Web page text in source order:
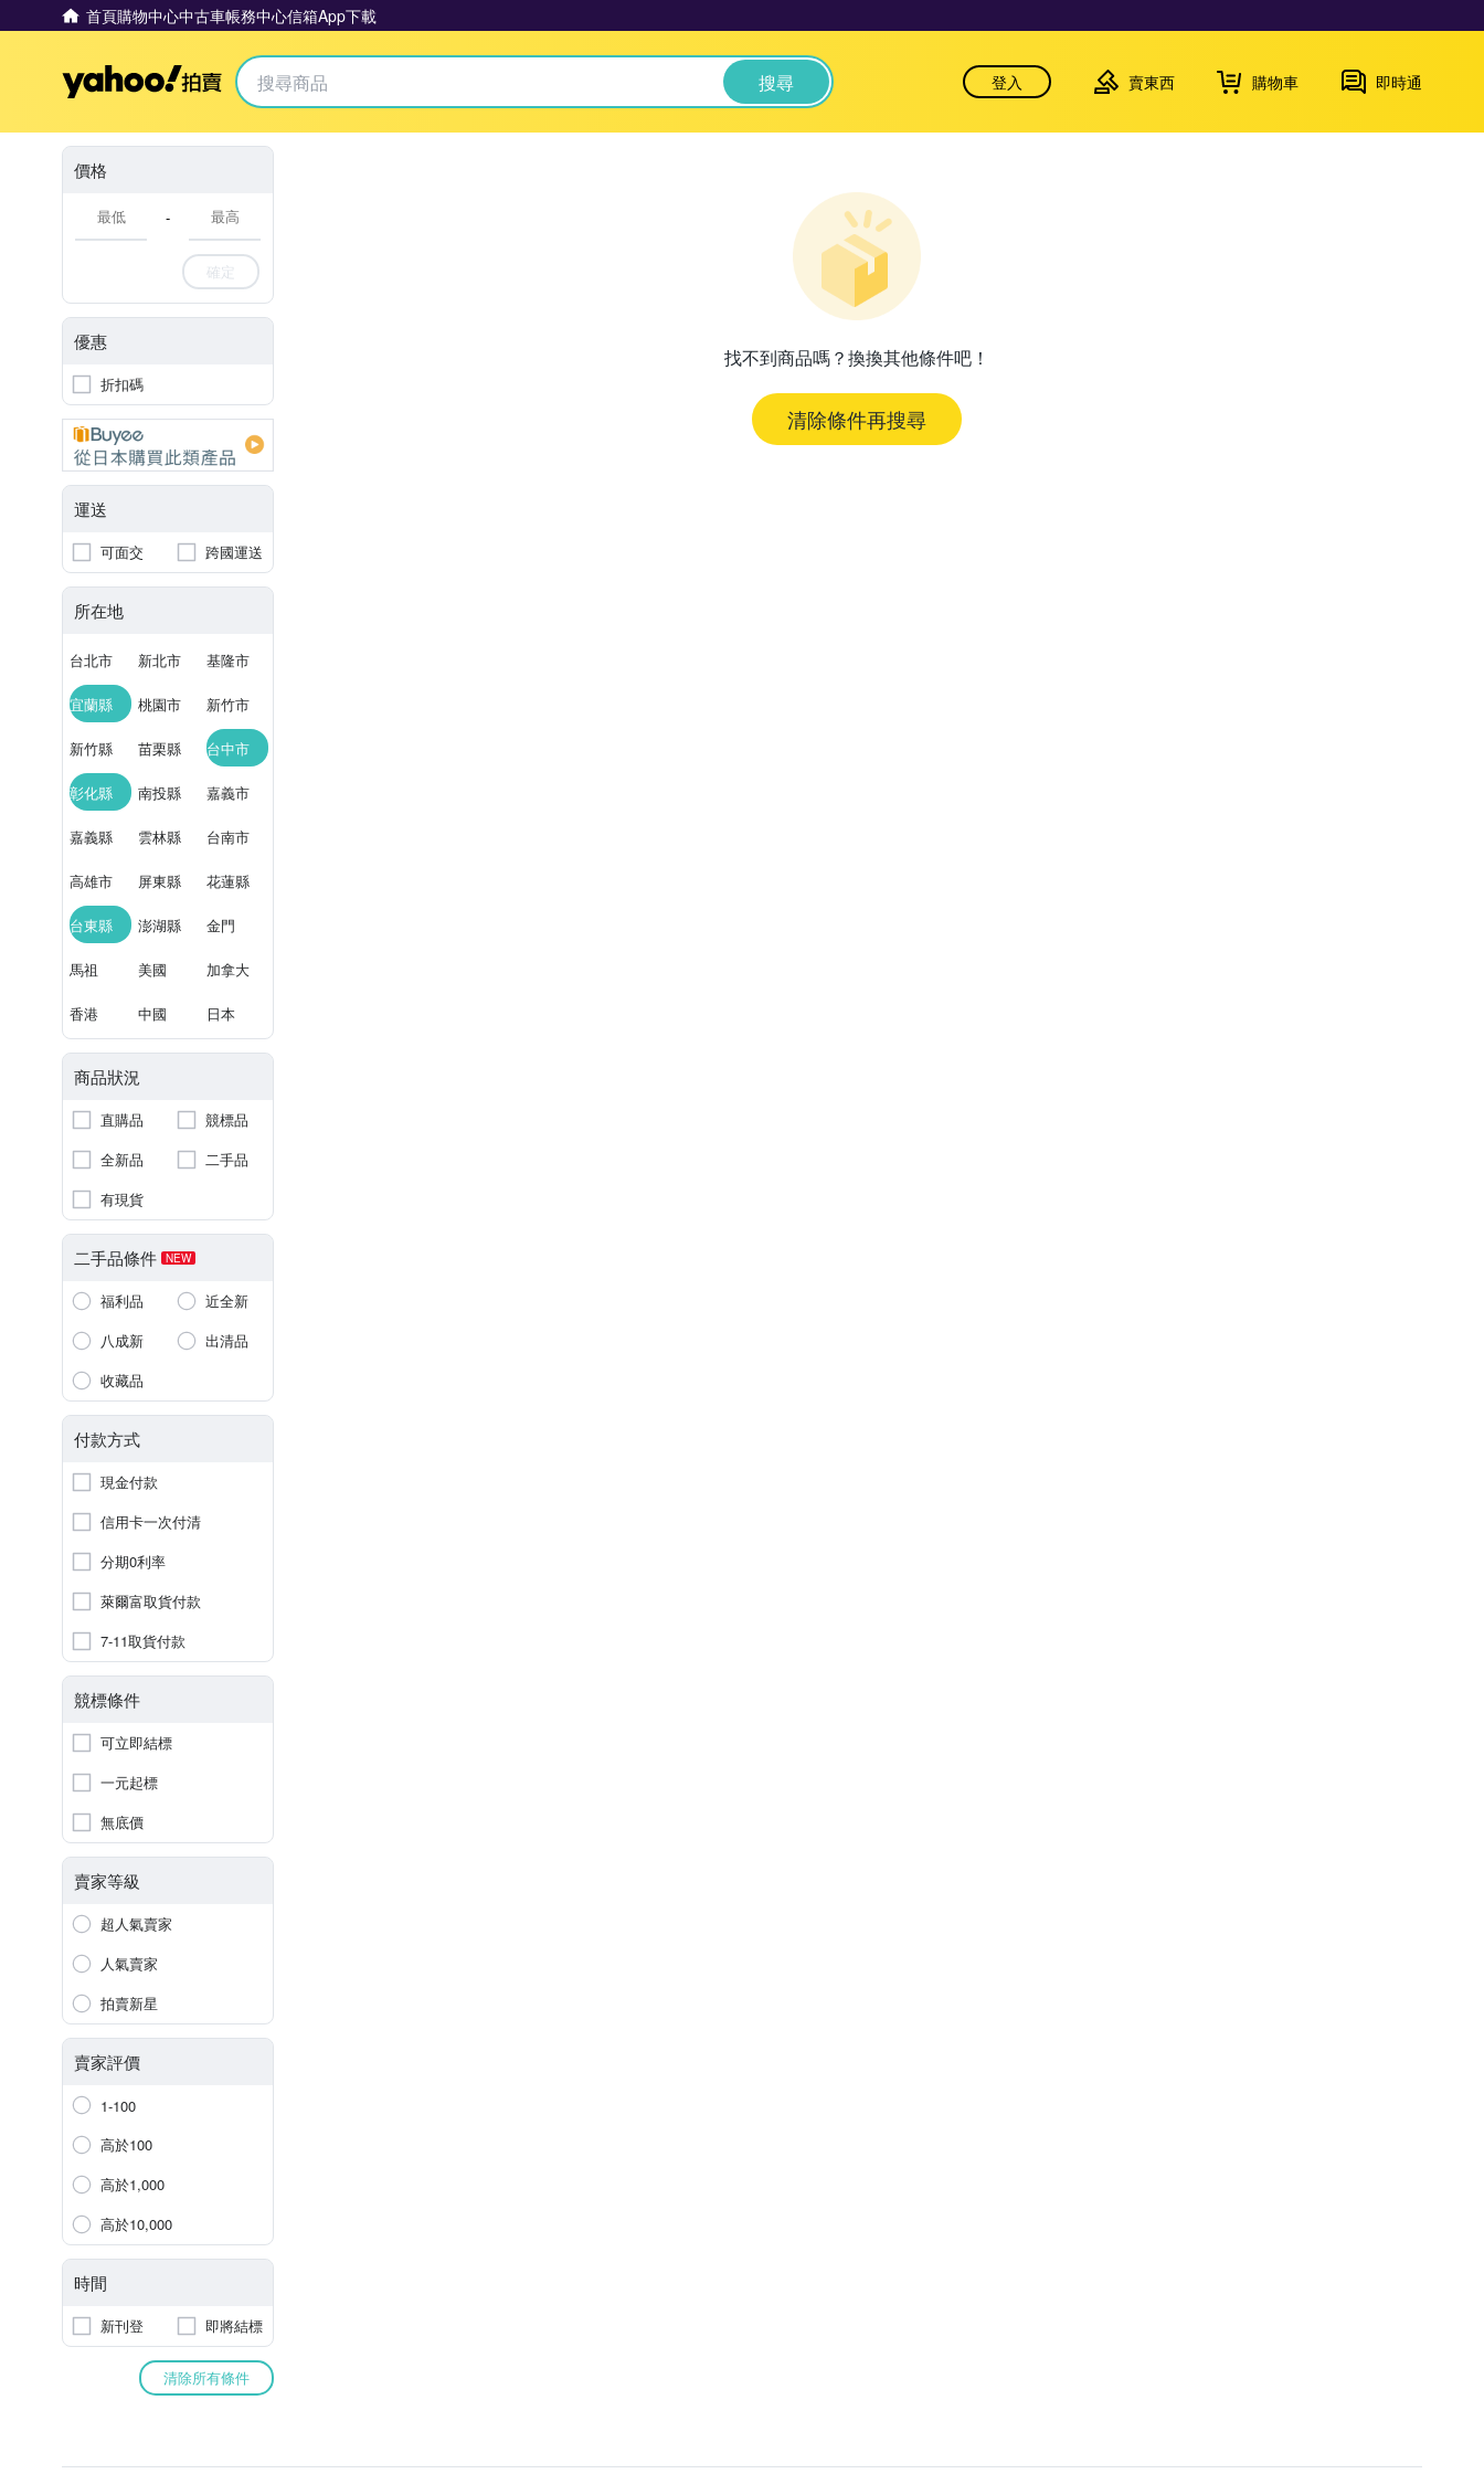
首頁購物中心中古車帳務中心信箱App下載
Yahoo拍賣 搜尋 登入 賣東西 購物車 即時通
價格
-
確定
優惠
折扣碼
運送
可面交 跨國運送
所在地
台北市 新北市 基隆市
宜蘭縣 桃園市 新竹市
新竹縣 苗栗縣 台中市
彰化縣 南投縣 嘉義市
嘉義縣 雲林縣 台南市
高雄市 屏東縣 花蓮縣
台東縣 澎湖縣 金門
馬祖 美國 加拿大
香港 中國 日本
商品狀況
直購品
競標品
全新品
二手品
有現貨
二手品條件 NEW
福利品
近全新
八成新
出清品
收藏品
付款方式
現金付款
信用卡一次付清
分期0利率
萊爾富取貨付款
7-11取貨付款
競標條件
可立即結標
一元起標
無底價
賣家等級
超人氣賣家
人氣賣家
拍賣新星
賣家評價
1-100
高於100
高於1,000
高於10,000
時間
新刊登 即將結標
清除所有條件
找不到商品嗎？換換其他條件吧！
清除條件再搜尋